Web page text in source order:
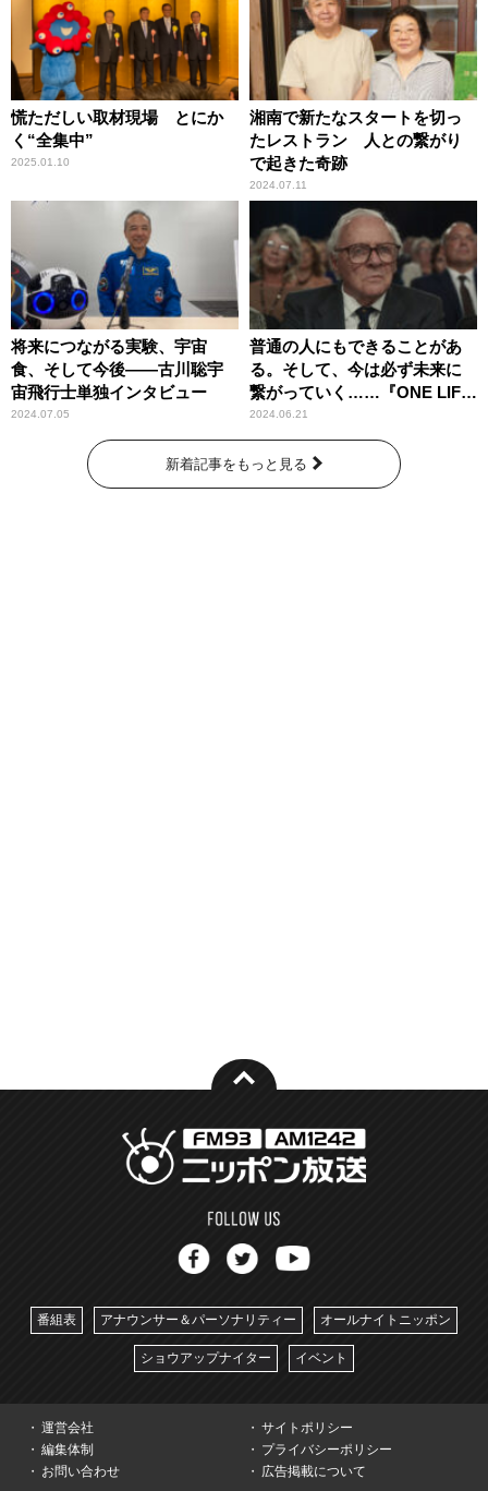
慌ただしい取材現場 とにか
く“全集中”
2025.01.10
湘南で新たなスタートを切っ
たレストラン 人との繋がり
で起きた奇跡
2024.07.11
将来につながる実験、宇宙
食、そして今後――古川聡宇
宙飛行士単独インタビュー
2024.07.05
普通の人にもできることがあ
る。そして、今は必ず未来に
繋がっていく……『ONE LIFE
奇跡が繋いだ6000の命』
2024.06.21
新着記事をもっと見る
番組表 アナウンサー＆パーソナリティー オールナイトニッポン
ショウアップナイター イベント
運営会社
サイトポリシー
編集体制
プライバシーポリシー
お問い合わせ
広告掲載について